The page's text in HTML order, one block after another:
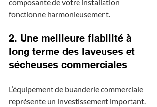
composante de votre installation
fonctionne harmonieusement.
2. Une meilleure fiabilité à
long terme des laveuses et
sécheuses commerciales
L’équipement de buanderie commerciale
représente un investissement important.